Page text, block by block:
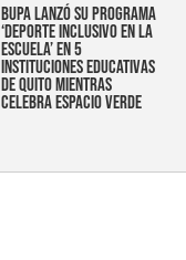
Bupa lanzó su programa
‘Deporte Inclusivo en la
Escuela’ en 5
instituciones educativas
de Quito mientras
celebra espacio verde